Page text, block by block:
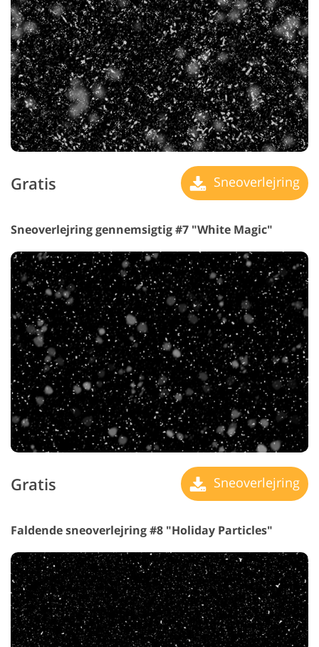
Gratis Sneoverlejring
Sneoverlejring gennemsigtig #7 "White Magic"
Gratis Sneoverlejring
Faldende sneoverlejring #8 "Holiday Particles"